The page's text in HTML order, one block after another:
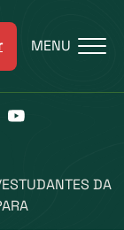
MENU
ESTUDANTES DA